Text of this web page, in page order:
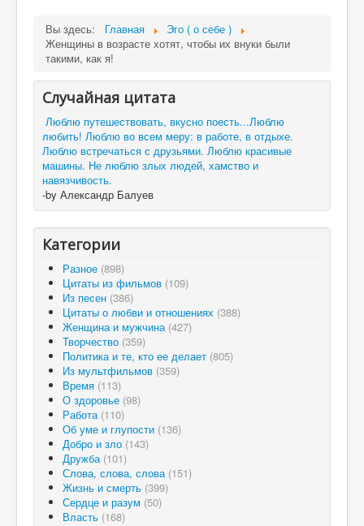
Вы здесь: Главная
Эго ( о себе )
Женщины в возрасте хотят, чтобы их внуки были
такими, как я!
Случайная цитата
Люблю путешествовать, вкусно поесть...Люблю
любить! Люблю во всем меру: в работе, в отдыхе.
Люблю встречаться с друзьями. Люблю красивые
машины. Не люблю злых людей, хамство и
навязчивость.
-by Александр Балуев
Категории
Разное (898)
Цитаты из фильмов (109)
Из песен (386)
Цитаты о любви и отношениях (388)
Женщина и мужчина (427)
Творчество (359)
Политика и те, кто ее делает (805)
Из мультфильмов (359)
Время (113)
О здоровье (98)
Работа (110)
Об уме и глупости (136)
Добро и зло (143)
Дружба (101)
Слова, слова, слова (151)
Жизнь и смерть (399)
Сердце и разум (50)
Власть (168)